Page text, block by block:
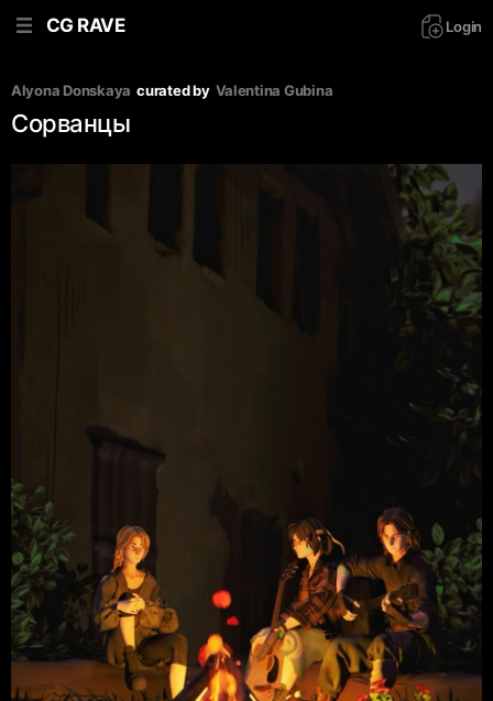
CG RAVE Login
Alyona Donskaya curated by Valentina Gubina
Сорванцы